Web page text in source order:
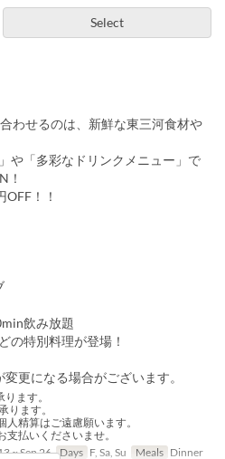
Select
わせるのは、新鮮な東三河食材や
や「多彩なドリンクメニュー」で
！
！！
飲み放題
の特別料理が登場！
更になる場合がございます。
ます。
ります。
精算はご遠慮願います。
払いくださいませ。
~ Sep 26 Days F, Sa, Su Meals Dinner